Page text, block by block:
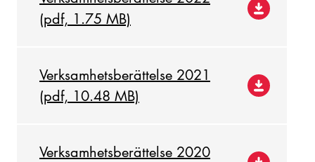
(pdf, 1.75 MB)
Verksamhetsberättelse 2021
(pdf, 10.48 MB)
Verksamhetsberättelse 2020